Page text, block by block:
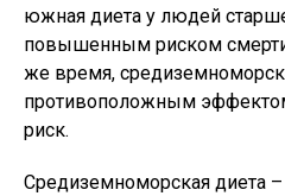
южная диета у людей
повышенным риском
же время,
противоположным
риск.
Средиземноморская диета